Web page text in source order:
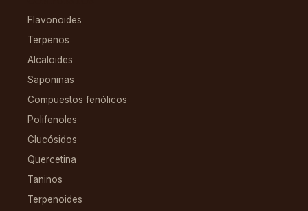
Flavonoides
Terpenos
Alcaloides
Saponinas
Compuestos fenólicos
Polifenoles
Glucósidos
Quercetina
Taninos
Terpenoides